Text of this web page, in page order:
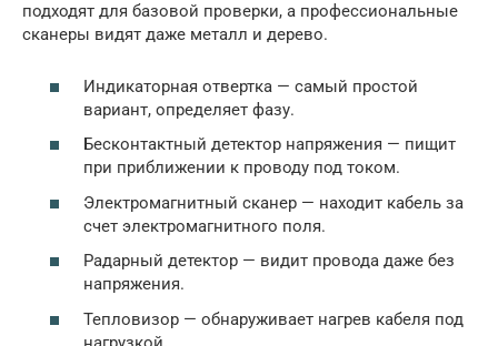
подходят для базовой проверки, а профессиональные
сканеры видят даже металл и дерево.
Индикаторная отвертка — самый простой
вариант, определяет фазу.
Бесконтактный детектор напряжения — пищит
при приближении к проводу под током.
Электромагнитный сканер — находит кабель за
счет электромагнитного поля.
Радарный детектор — видит провода даже без
напряжения.
Тепловизор — обнаруживает нагрев кабеля под